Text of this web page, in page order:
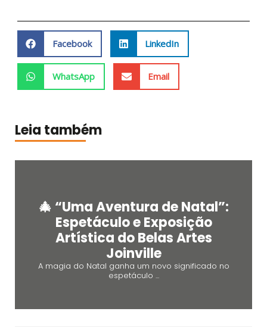
Facebook LinkedIn
WhatsApp Email
Leia também
🎄 “Uma Aventura de Natal”:
Espetáculo e Exposição
Artística do Belas Artes
Joinville
A magia do Natal ganha um novo significado no
espetáculo ...